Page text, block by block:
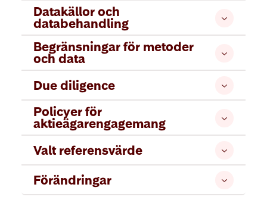
Datakällor och
databehandling
Begränsningar för metoder
och data
Due diligence
Policyer för
aktieägarengagemang
Valt referensvärde
Förändringar